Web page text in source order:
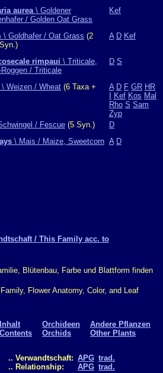
aurea\ Goldener
/ Golden Oat Grass
Kef
\ Goldhafer / Oat Grass (2
A D Kef
rimpaui \ Triticale,
Roggen / Triticale
D S
\ Weizen / Wheat (6 Taxa +
A D F GR HR
Kef Kos Mal
Rho S Sam
Zyp
/ Fescue (5 Syn.)
D
\ Mais / Maize, Sweetcorn A D
/ This Family acc. to
Blütenbau, Farbe und Blattform finden
Flower Anatomy, Color, and Leaf
Inhalt
Contents
Orchideen
Orchids
Andere Pflanzen
Other Plants
.. Verwandtschaft:
.. Relationship:
APG
APG
trad.
trad.